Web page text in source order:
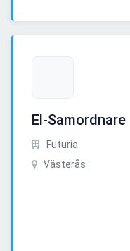
El-Samordnare
Futuria
Västerås